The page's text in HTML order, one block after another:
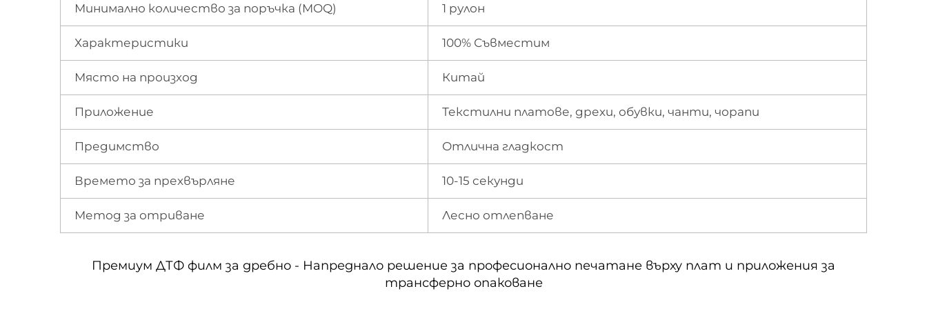
Минимално количество за поръчка (MOQ) 1 рулон
Характеристики 100% Съвместим
Място на произход Китай
Приложение Текстилни платове, дрехи, обувки, чанти, чорапи
Предимство Отлична гладкост
Времето за прехвърляне 10-15 секунди
Метод за отриване Лесно отлепване
Премиум ДТФ филм за дребно - Напреднало решение за професионално печатане върху плат и приложения за
трансферно опаковане